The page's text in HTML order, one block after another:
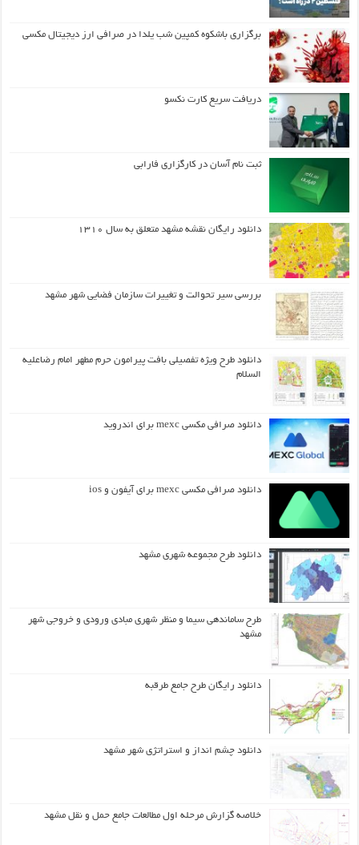
برگزاری باشکوه کمپین شب یلدا در صرافی ارز دیجیتال مکسی
دریافت سریع کارت نکسو
ثبت نام آسان در کارگزاری فارابی
دانلود رایگان نقشه مشهد متعلق به سال ۱۳۱۰
بررسی سیر تحوالت و تغییرات سازمان فضایی شهر مشهد
دانلود طرح ويژه تفصيلي بافت پيرامون حرم مطهر امام رضاعليه
السلام
دانلود صرافی مکسی mexc برای اندروید
دانلود صرافی مکسی mexc برای آیفون و ios
دانلود طرح مجموعه شهری مشهد
طرح ساماندهی سیما و منظر شهری مبادی ورودی و خروجی شهر
مشهد
دانلود رایگان طرح جامع طرقبه
دانلود چشم انداز و استراتژی شهر مشهد
خلاصه گزارش مرحله اول مطالعات جامع حمل و نقل مشهد